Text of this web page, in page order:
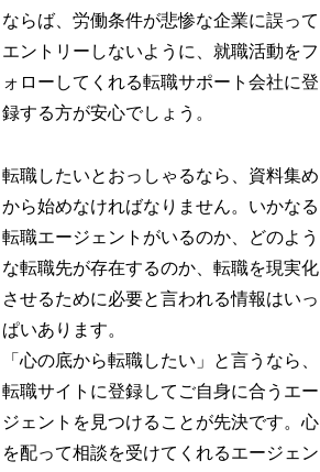
ならば、労働条件が悲惨な企業に誤って
エントリーしないように、就職活動をフ
ォローしてくれる転職サポート会社に登
録する方が安心でしょう。
転職したいとおっしゃるなら、資料集め
から始めなければなりません。いかなる
転職エージェントがいるのか、どのよう
な転職先が存在するのか、転職を現実化
させるために必要と言われる情報はいっ
ぱいあります。
「心の底から転職したい」と言うなら、
転職サイトに登録してご自身に合うエー
ジェントを見つけることが先決です。心
を配って相談を受けてくれるエージェン